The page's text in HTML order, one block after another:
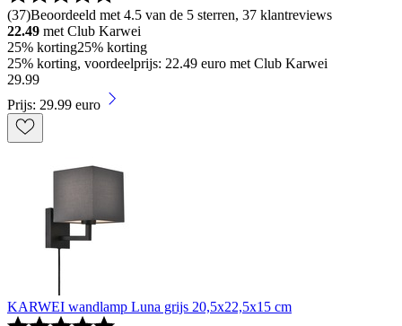
(37)Beoordeeld met 4.5 van de 5 sterren, 37 klantreviews
22.49 met Club Karwei
25% korting25% korting
25% korting, voordeelprijs: 22.49 euro met Club Karwei
29.99
Prijs: 29.99 euro
KARWEI wandlamp Luna grijs 20,5x22,5x15 cm